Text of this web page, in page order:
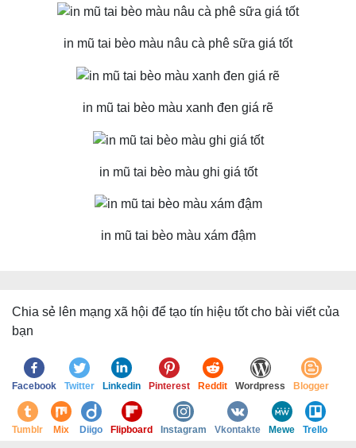
in mũ tai bèo màu nâu cà phê sữa giá tốt
in mũ tai bèo màu xanh đen giá rẽ
in mũ tai bèo màu ghi giá tốt
in mũ tai bèo màu xám đậm
Chia sẻ lên mạng xã hội để tạo tín hiệu tốt cho bài viết của
bạn
Facebook Twitter Linkedin Pinterest Reddit Wordpress Blogger
Tumblr Mix Diigo Flipboard Instagram Vkontakte Mewe Trello